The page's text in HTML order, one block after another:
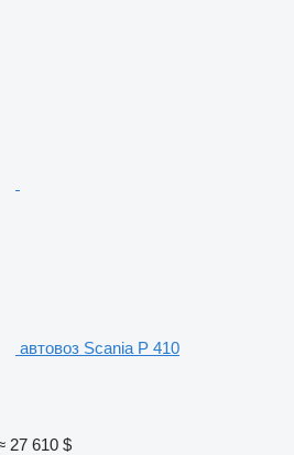
автовоз Scania P 410
27 610 $